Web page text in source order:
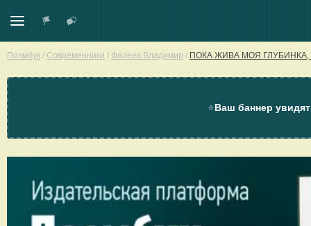
Поэмбук / Современники / Фалеев Владимир / ПОКА ЖИВА МОЯ
⭐Ваш баннер